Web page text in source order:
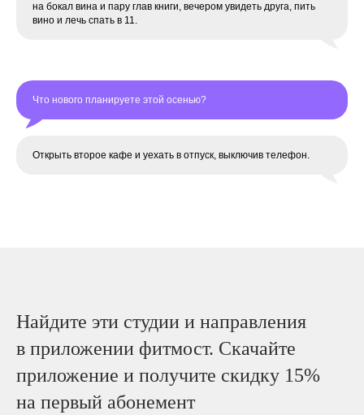
на бокал вина и пару глав книги, вечером увидеть друга, пить
вино и лечь спать в 11.
Что нового планируете этой осенью?
Открыть второе кафе и уехать в отпуск, выключив телефон.
Найдите эти студии и направления
в приложении фитмост. Скачайте
приложение и получите скидку 15%
на первый абонемент